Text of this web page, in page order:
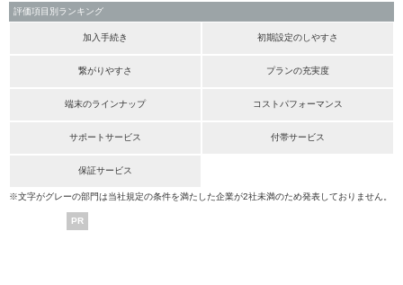
評価項目別ランキング
加入手続き 初期設定のしやすさ
繋がりやすさ プランの充実度
端末のラインナップ コストパフォーマンス
サポートサービス 付帯サービス
保証サービス
※文字がグレーの部門は当社規定の条件を満たした企業が2社未満のため発表しておりません。
PR